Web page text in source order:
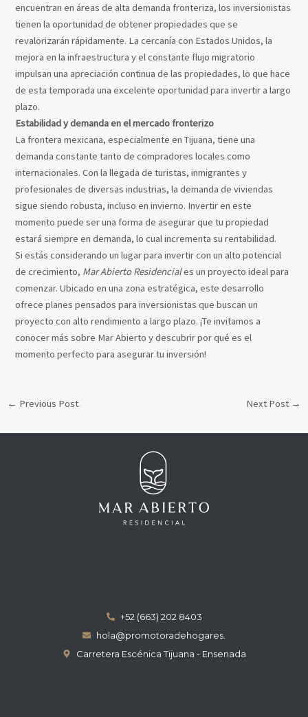
encuentran en áreas de alta demanda fronteriza, los inversionistas
tienen la oportunidad de obtener propiedades que se
revalorizarán rápidamente. La cercanía con Estados Unidos, la
mejora en la infraestructura y el constante flujo migratorio
impulsan una apreciación continua de las propiedades, lo que hace
de esta temporada una excelente oportunidad para invertir a largo
plazo.
Estabilidad y demanda en el mercado fronterizo
La frontera mexicana, especialmente en Tijuana, tiene una
demanda constante tanto de compradores locales como
internacionales. Con la llegada de turistas, inmigrantes y
profesionales de diversas industrias, la demanda de viviendas
sigue siendo robusta, incluso en invierno. Invertir en este
momento puede ser una forma de asegurar que tu propiedad
estará siempre en demanda, lo cual incrementa su rentabilidad.
Si estás considerando un lugar para invertir con un alto potencial
de crecimiento, Mar Abierto Residenciales un proyecto ideal para
comenzar. Ubicado en una zona estratégica, este desarrollo
ofrece planes pensados para inversionistas que buscan un
proyecto con alto rendimiento a largo plazo. ¡Te invitamos a
conocer más sobre Mar Abierto y descubrir por qué es el
momento perfecto para asegurar tu inversión!
← Previous Post Next Post →
+52 (663) 202 8403
hola@promotoradehogares.
Carretera Escénica Tijuana - Ensenada